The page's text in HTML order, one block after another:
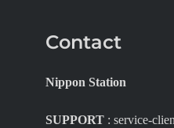
Contact
Nippon Station
SUPPORT: service-